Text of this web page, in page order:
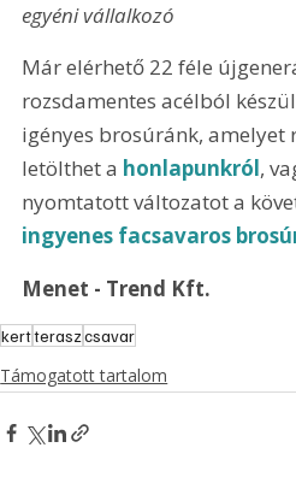
egyéni vállalkozó
Már elérhető 22 féle
rozsdamentes acélból
igényes brosúránk, amelyet
letölthet a honlapunkról,
nyomtatott változatot a
ingyenes facsavaros
Menet - Trend Kft.
kertteraszcsavar
Támogatott tartalom